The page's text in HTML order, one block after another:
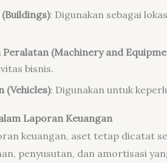
: Digunakan sebagai
Peralatan (Machinery and
bisnis.
(Vehicles): Digunakan untuk
Laporan Keuangan
keuangan, aset tetap dicatat
penyusutan, dan amortisasi